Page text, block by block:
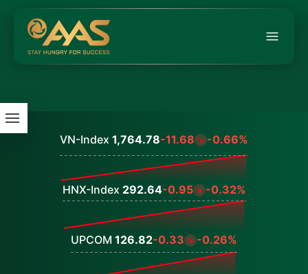
VN-Index 1,764.78-11.68 -0.66%
HNX-Index 292.64-0.95 -0.32%
UPCOM 126.82-0.33 -0.26%